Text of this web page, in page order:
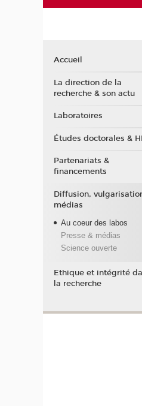
Accueil
La direction de la
recherche & son actu
Laboratoires
Études doctorales &
Partenariats &
financements
Diffusion,
médias
Au coeur des labos
Presse & médias
Science ouverte
Ethique et intégrité
la recherche